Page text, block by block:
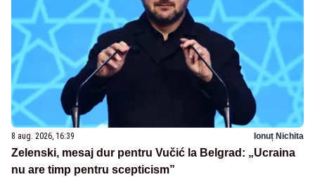
8 aug. 2026, 16:39 Ionuț Nichita
Zelenski, mesaj dur pentru Vučić la Belgrad: „Ucraina
nu are timp pentru scepticism”